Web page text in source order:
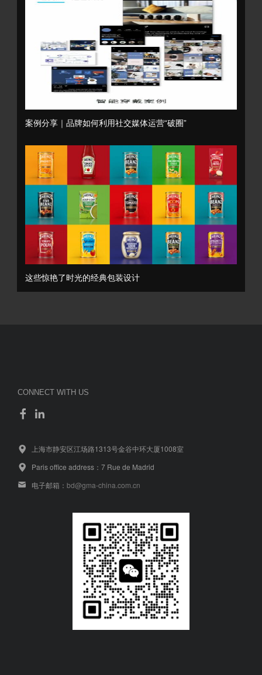
案例分享｜品牌如何利用社交媒体运营“破圈”
这些惊艳了时光的经典包装设计
CONNECT WITH US
上海市静安区江场路1313号金谷中环大厦1008室
Paris office address：7 Rue de Madrid
电子邮箱： bd@gma-china.com.cn